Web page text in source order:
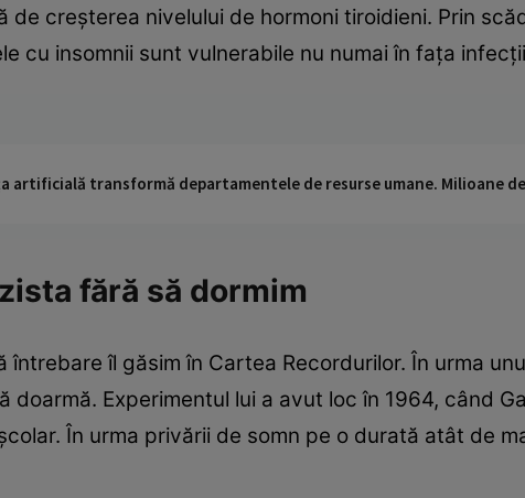
de creşterea nivelului de hormoni tiroidieni. Prin
cu insomnii sunt vulnerabile nu numai în faţa
artificială transformă departamentele de resurse umane. Milioane
fără să dormim
întrebare îl găsim în Cartea Recordurilor. În urma
doarmă. Experimentul lui a avut loc în 1964, când
În urma privării de somn pe o durată atât de